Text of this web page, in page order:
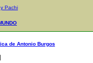
Pachi
de Antonio Burgos